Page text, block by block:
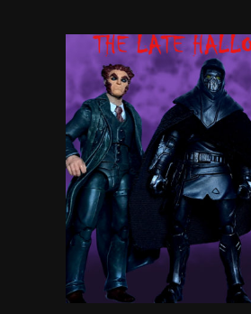
6 décembre 2024